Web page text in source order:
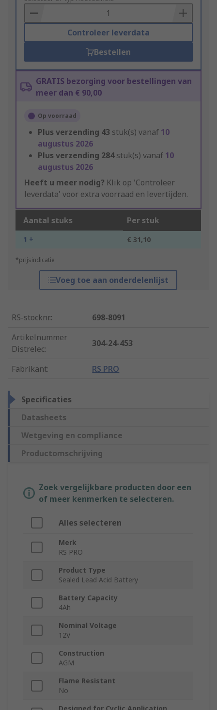
Basket
Controleer leverdata
Bestellen
GRATIS bezorging voor bestellingen van
meer dan € 90,00
Op voorraad
Plus verzending 43 stuk(s) vanaf 10
augustus 2026
Plus verzending 284stuk(s) vanaf 10
augustus 2026
Heeft u meer nodig? Klik op 'Controleer
leverdata' voor extra voorraad en levertijden.
Aantal stuks Per stuk
1 + € 31,10
*prijsindicatie
Voeg toe aan onderdelenlijst
RS-stocknr.:
698-8091
Artikelnummer
Distrelec:
304-24-453
Fabrikant: RS PRO
Specificaties
Datasheets
Wetgeving en compliance
Productomschrijving
Zoek vergelijkbare producten door een
of meer kenmerken te selecteren.
Alles selecteren
Merk
RS PRO
Product Type
Sealed Lead Acid Battery
Battery Capacity
4Ah
Nominal Voltage
12V
Construction
AGM
Flame Resistant
No